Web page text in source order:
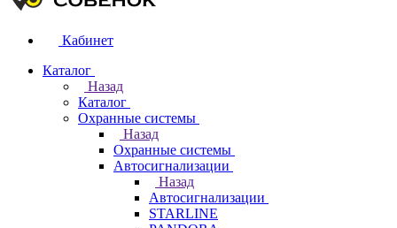
Кабинет
Каталог
Назад
Каталог
Охранные системы
Назад
Охранные системы
Автосигнализации
Назад
Автосигнализации
STARLINE